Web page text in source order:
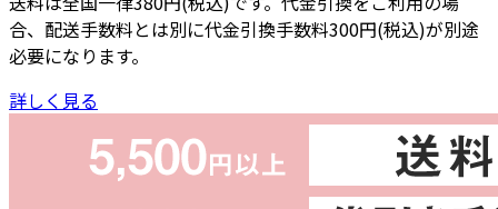
合、配送手数料とは別に代金引換手数料300円(税込)が別途
必要になります。
詳しく見る